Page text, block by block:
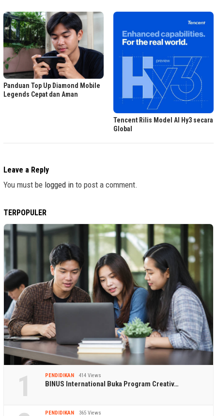
Panduan Top Up Diamond Mobile
Legends Cepat dan Aman
Tencent Rilis Model AI Hy3 secara
Global
Leave a Reply
You must be logged in to post a comment.
TERPOPULER
1 PENDIDIKAN 414 Views
BINUS International Buka Program Creativ…
PENDIDIKAN 365 Views